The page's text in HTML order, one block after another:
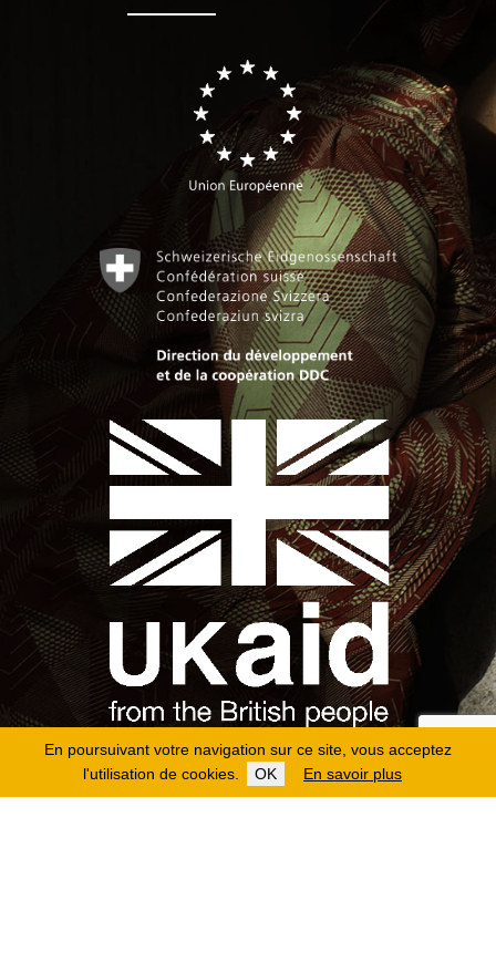
En poursuivant votre navigation sur ce site, vous acceptez
l'utilisation de cookies.
OK En savoir plus